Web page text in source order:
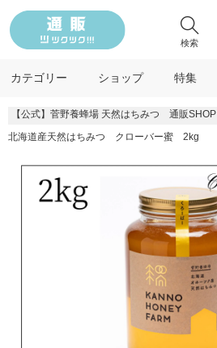
検索
カテゴリー ショップ 特集
【公式】菅野養蜂場 天然はちみつ 通販SHOP
北海道産天然はちみつ クローバー蜜 2kg